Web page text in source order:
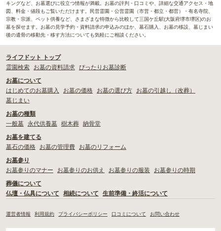
キングなど、お墓選びに役立つ情報が満載。お墓の評判・口コミや、詳細な交通アクセス・地
図、料金・値段もご覧いただけます。民営霊園・公営霊園（市営・都立・都営）・有名寺院、
宗教・宗派、ペット供養など、さまざまな特徴から比較して三国ケ丘駅(大阪府堺市堺区)のお
墓を探せます。お墓の見学予約・資料請求の申込みのほか、墓石購入、お墓の移設、墓じまい
後の遺骨の移動先・移す方法についても気軽にご相談ください。
ライフドット トップ
霊園検索
お墓の資料請求 ぴったりお墓診断
お墓について
はじめてのお墓購入
お墓の価格 お墓の選び方
お墓の引越し（改葬）
墓じまい
お墓の種類
一般墓
永代供養墓 樹木葬 納骨堂
お墓を建てる
墓石の価格
お墓の管理費
お墓のリフォーム
お墓参り
お墓参りのマナー
お墓参りのお供え お墓参りの服装
お墓参りの時期
葬儀について
仏壇・仏具について
相続について 生前準備・終活について
運営者情報 利用規約 プライバシーポリシー 口コミについて お問い合わせ